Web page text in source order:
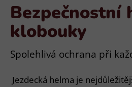
Bezpečnostní
klobouky
Spolehlivá ochrana při
Jezdecká helma je